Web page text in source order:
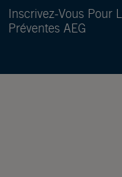
Inscrivez-Vous Pour
Préventes AEG